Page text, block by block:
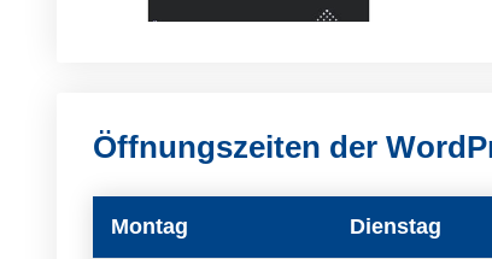
Öffnungszeiten der
Montag Dienstag